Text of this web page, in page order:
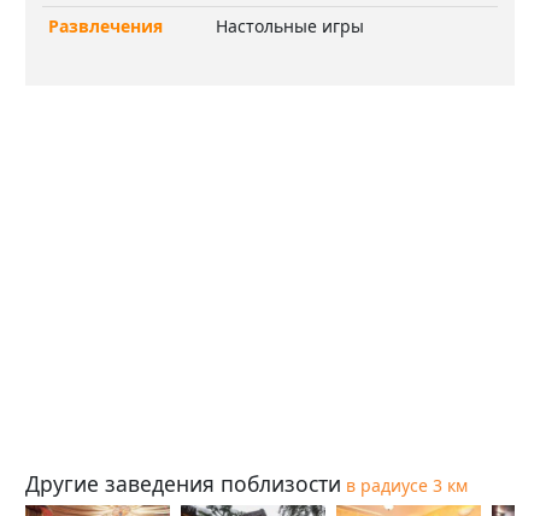
Развлечения
Настольные игры
Другие заведения поблизости в радиусе 3 км